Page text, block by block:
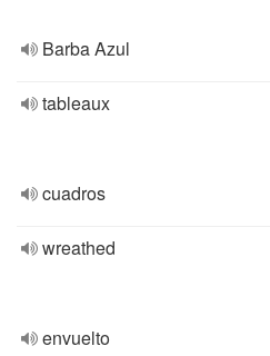
Barba Azul
tableaux
cuadros
wreathed
envuelto